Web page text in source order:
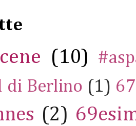
(10)
di Berlino (1)
(2)